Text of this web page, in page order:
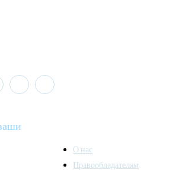
О нас
Правообладателям